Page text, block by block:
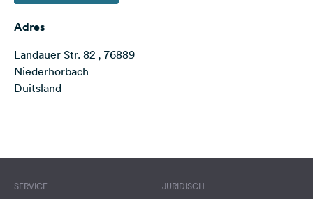
Volg
ons
op
social
Adres
Landauer Str. 82 , 76889
Niederhorbach
Duitsland
SERVICE JURIDISCH